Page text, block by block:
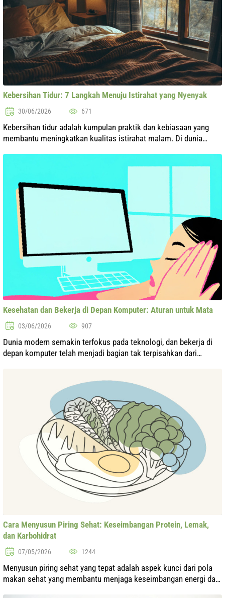
Kebersihan Tidur: 7 Langkah Menuju Istirahat yang Nyenyak
30/06/2026 671
Kebersihan tidur adalah kumpulan praktik dan kebiasaan yang
membantu meningkatkan kualitas istirahat malam. Di dunia
Kesehatan dan Bekerja di Depan Komputer: Aturan untuk Mata
03/06/2026 907
Dunia modern semakin terfokus pada teknologi, dan bekerja di
depan komputer telah menjadi bagian tak terpisahkan dari
Cara Menyusun Piring Sehat: Keseimbangan Protein, Lemak,
dan Karbohidrat
07/05/2026 1244
Menyusun piring sehat yang tepat adalah aspek kunci dari pola
makan sehat yang membantu menjaga keseimbangan energi dan